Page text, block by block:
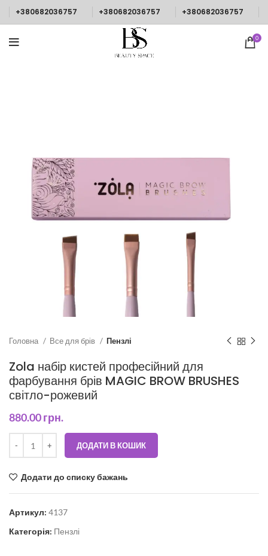
+380682036757 +380682036757 +380682036757
0
Головна Все для брів Пензлі
Zola набір кистей професійний для
фарбування брів MAGIC BROW BRUSHES
світло-рожевий
880.00грн.
ДОДАТИ В КОШИК
Додати до списку бажань
Артикул: 4137
Категорія: Пензлі